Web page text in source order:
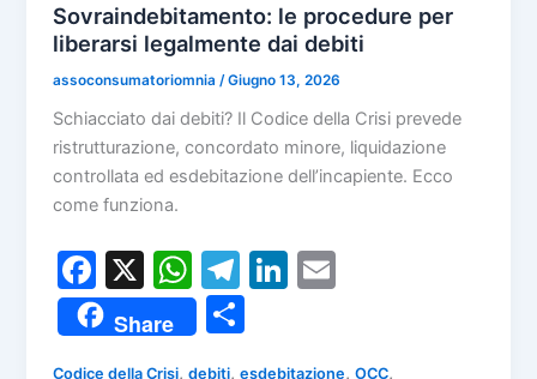
Sovraindebitamento: le procedure per
liberarsi legalmente dai debiti
assoconsumatoriomnia /Giugno 13, 2026
Schiacciato dai debiti? Il Codice della Crisi prevede
ristrutturazione, concordato minore, liquidazione
controllata ed esdebitazione dell’incapiente. Ecco
come funziona.
F
a
c
X
W
h
at
T
el
e
Li
Share
Codice della Crisi,debiti,esdebitazione,OCC,